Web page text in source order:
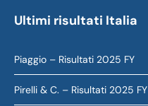
Ultimi risultati Italia
Piaggio – Risultati 2025 FY
Pirelli & C. – Risultati 2025 FY